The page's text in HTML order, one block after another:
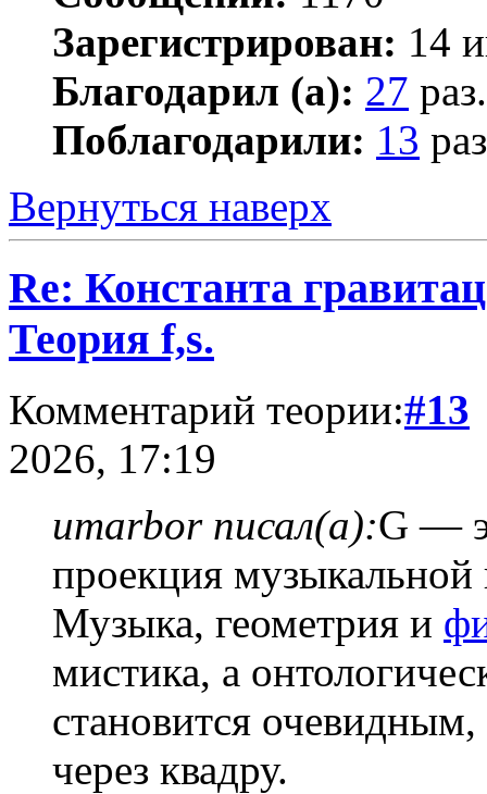
Зарегистрирован: 14
Благодарил (а): 27 раз.
Поблагодарили: 13
Вернуться наверх
Re: Константа
Теория f,s.
Комментарий теории:#13
2026, 17:19
umarbor писал(а):G —
проекция
Музыка, геометрия и
мистика, а
становится очевидным,
через квадру.